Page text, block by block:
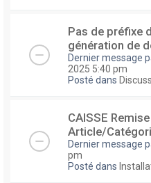
Pas de préfixe
génération de
Dernier message
2025 5:40 pm
Posté dans
CAISSE
Article/
Dernier message
pm
Posté dans